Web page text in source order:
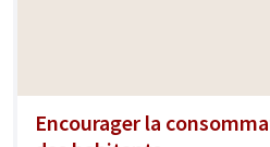
Encourager la